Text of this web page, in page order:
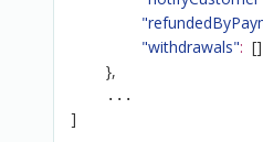
"withdrawals": []
},
]